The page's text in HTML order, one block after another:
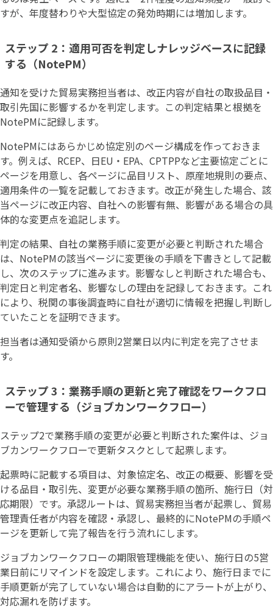
すが、年度替わりや大型協定の発効時期には増加します。
ステップ 2：適用可否を判定しナレッジベースに記録
する（NotePM）
通知を受けた貿易実務担当者は、改正内容が自社の取扱品目・
取引先国に影響するかを判定します。この判定結果と根拠を
NotePMに記録します。
NotePMにはあらかじめ協定別のページ構成を作っておきま
す。例えば、RCEP、日EU・EPA、CPTPPなど主要協定ごとに
ページを用意し、各ページに品目リスト、原産地規則の要点、
適用条件の一覧を記載しておきます。改正が発生した場合、該
当ページに改正内容、自社への影響有無、影響がある場合の具
体的な変更点を追記します。
判定の結果、自社の業務手順に変更が必要と判断された場合
は、NotePMの該当ページに変更後の手順を下書きとして記載
し、次のステップに進みます。影響なしと判断された場合も、
判定日と判定者名、影響なしの理由を記録しておきます。これ
により、税関の事後調査時に自社が適切に情報を把握し判断し
ていたことを証明できます。
担当者は通知受領から原則2営業日以内に判定を完了させま
す。
ステップ 3：業務手順の更新と完了確認をワークフロ
ーで管理する（ジョブカンワークフロー）
ステップ2で業務手順の変更が必要と判断された案件は、ジョ
ブカンワークフローで更新タスクとして起票します。
起票時に記載する項目は、対象協定名、改正の概要、影響を受
ける品目・取引先、変更が必要な業務手順の箇所、施行日（対
応期限）です。承認ルートは、貿易実務担当者が起票し、貿易
管理責任者が内容を確認・承認し、最終的にNotePMの手順ペ
ージを更新して完了報告を行う流れにします。
ジョブカンワークフローの期限管理機能を使い、施行日の5営
業日前にリマインドを設定します。これにより、施行日までに
手順更新が完了していない場合は自動的にアラートが上がり、
対応漏れを防げます。